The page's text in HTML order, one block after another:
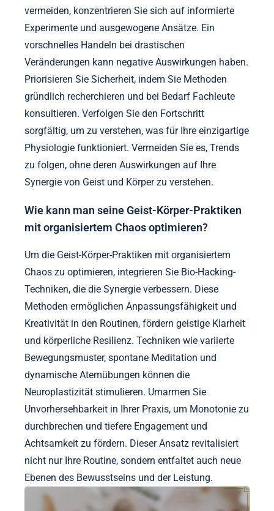
vermeiden, konzentrieren Sie sich auf informierte
Experimente und ausgewogene Ansätze. Ein
vorschnelles Handeln bei drastischen
Veränderungen kann negative Auswirkungen haben.
Priorisieren Sie Sicherheit, indem Sie Methoden
gründlich recherchieren und bei Bedarf Fachleute
konsultieren. Verfolgen Sie den Fortschritt
sorgfältig, um zu verstehen, was für Ihre einzigartige
Physiologie funktioniert. Vermeiden Sie es, Trends
zu folgen, ohne deren Auswirkungen auf Ihre
Synergie von Geist und Körper zu verstehen.
Wie kann man seine Geist-Körper-Praktiken
mit organisiertem Chaos optimieren?
Um die Geist-Körper-Praktiken mit organisiertem
Chaos zu optimieren, integrieren Sie Bio-Hacking-
Techniken, die die Synergie verbessern. Diese
Methoden ermöglichen Anpassungsfähigkeit und
Kreativität in den Routinen, fördern geistige Klarheit
und körperliche Resilienz. Techniken wie variierte
Bewegungsmuster, spontane Meditation und
dynamische Atemübungen können die
Neuroplastizität stimulieren. Umarmen Sie
Unvorhersehbarkeit in Ihrer Praxis, um Monotonie zu
durchbrechen und tiefere Engagement und
Achtsamkeit zu fördern. Dieser Ansatz revitalisiert
nicht nur Ihre Routine, sondern entfaltet auch neue
Ebenen des Bewusstseins und der Leistung.